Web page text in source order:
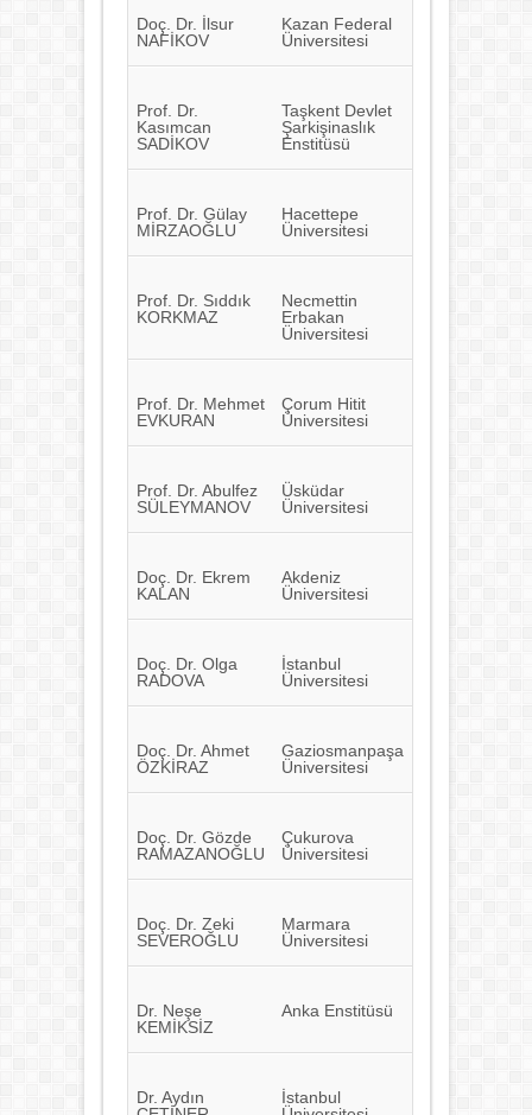
Doç. Dr. İlsur
NAFİKOV
Kazan Federal
Üniversitesi
Prof. Dr.
Kasımcan
SADİKOV
Taşkent Devlet
Şarkişinaslık
Enstitüsü
Prof. Dr. Gülay
MİRZAOĞLU
Hacettepe
Üniversitesi
Prof. Dr. Sıddık
KORKMAZ
Necmettin
Erbakan
Üniversitesi
Prof. Dr. Mehmet
EVKURAN
Çorum Hitit
Üniversitesi
Prof. Dr. Abulfez
SÜLEYMANOV
Üsküdar
Üniversitesi
Doç. Dr. Ekrem
KALAN
Akdeniz
Üniversitesi
Doç. Dr. Olga
RADOVA
İstanbul
Üniversitesi
Doç. Dr. Ahmet
ÖZKİRAZ
Gaziosmanpaşa
Üniversitesi
Doç. Dr. Gözde
RAMAZANOĞLU
Çukurova
Üniversitesi
Doç. Dr. Zeki
SEVEROĞLU
Marmara
Üniversitesi
Dr. Neşe
KEMİKSİZ
Anka Enstitüsü
Dr. Aydın
İstanbul